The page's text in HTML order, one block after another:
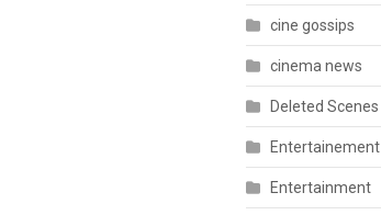
cine gossips
cinema news
Deleted Scenes
Entertainement
Entertainment